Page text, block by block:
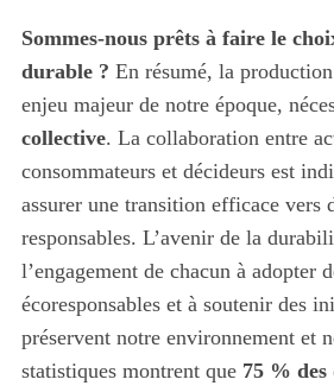
Sommes-nous prêts à faire le
durable ? En résumé, la
enjeu majeur de notre époque,
collective. La collaboration entre
consommateurs et décideurs est
assurer une transition efficace vers
responsables. L’avenir de la
l’engagement de chacun à adopter
écoresponsables et à soutenir des
préservent notre environnement et
statistiques montrent que 75 %